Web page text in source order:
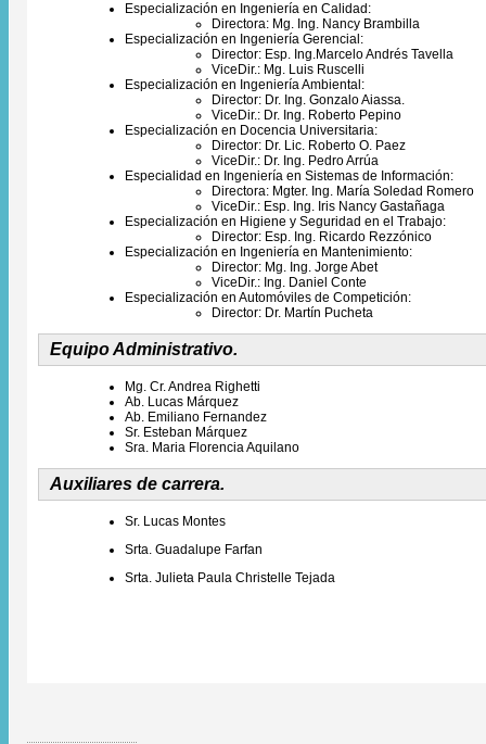
Especialización en Ingeniería en Calidad:
Directora: Mg. Ing. Nancy Brambilla
Especialización en Ingeniería Gerencial:
Director: Esp. Ing.Marcelo Andrés Tavella
​​ViceDir.: Mg. Luis Ruscelli
Especialización en Ingeniería Ambiental:
Director: Dr. Ing. Gonzalo Aiassa.
ViceDir.: Dr. Ing. Roberto Pepino
Especialización en Docencia Universitaria:
Director: Dr. Lic. Roberto O. Paez
ViceDir.: Dr. Ing. Pedro Arrúa
Especialidad en Ingeniería en Sistemas de Información:
Directora: Mgter. Ing. María Soledad Romero
ViceDir.: Esp. Ing. Iris Nancy Gastañaga
Especialización en Higiene y Seguridad en el Trabajo:
​Director: Esp. Ing. Ricardo Rezzónico
Especialización en Ingeniería en Mantenimiento:
Director: Mg. Ing. Jorge Abet​
ViceDir.: Ing. Daniel Conte
Especialización en Automóviles de Competición:
Director: Dr. Martín Pucheta
Equipo Administrativo.
Mg. Cr. Andrea Righetti
Ab. Lucas Márquez
Ab. Emiliano Fernandez
Sr. Esteban Márquez
Sra. Maria Florencia Aquilano
Auxiliares de carrera.
Sr. Lucas Montes
Srta. Guadalupe Farfan
Srta. Julieta Paula Christelle Tejada